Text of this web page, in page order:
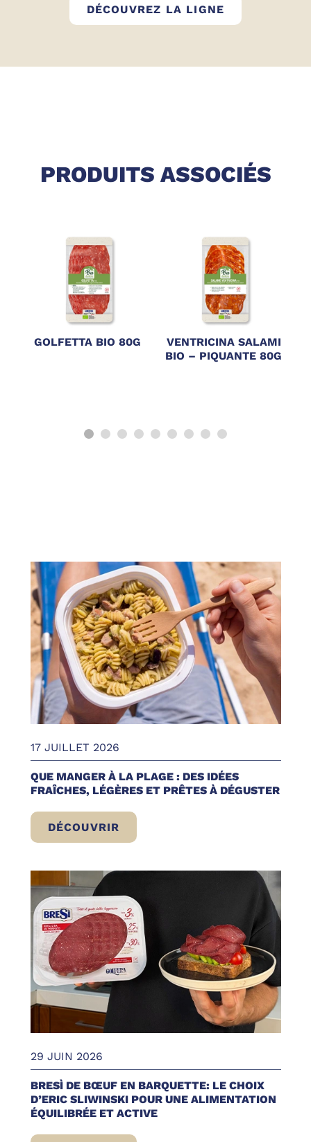
DÉCOUVREZ LA LIGNE
PRODUITS ASSOCIÉS
GOLFETTA BIO 80G
VENTRICINA SALAMI
BIO – PIQUANTE 80G
17 JUILLET 2026
QUE MANGER À LA PLAGE : DES IDÉES
FRAÎCHES, LÉGÈRES ET PRÊTES À DÉGUSTER
DÉCOUVRIR
QUE MANGER À LA PLAGE : DES IDÉES
29 JUIN 2026
BRESÌ DE BŒUF EN BARQUETTE: LE CHOIX
D’ERIC SLIWINSKI POUR UNE ALIMENTATION
ÉQUILIBRÉE ET ACTIVE